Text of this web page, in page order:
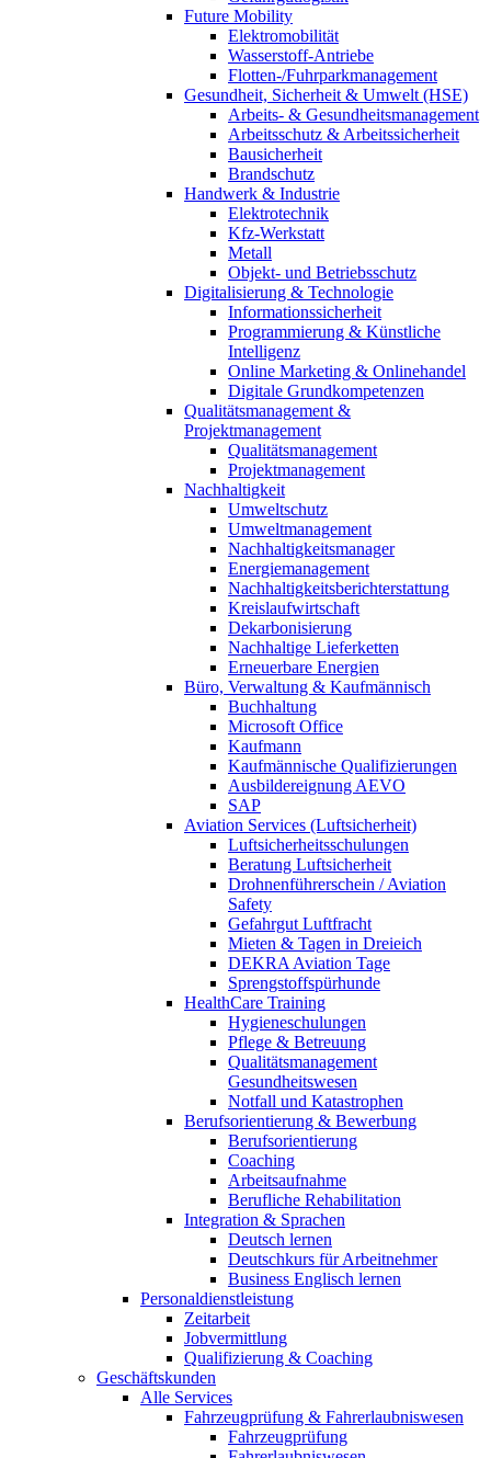
Future Mobility
Elektromobilität
Wasserstoff-Antriebe
Flotten-/Fuhrparkmanagement
Gesundheit, Sicherheit & Umwelt (HSE)
Arbeits- & Gesundheitsmanagement
Arbeitsschutz & Arbeitssicherheit
Bausicherheit
Brandschutz
Handwerk & Industrie
Elektrotechnik
Kfz-Werkstatt
Metall
Objekt- und Betriebsschutz
Digitalisierung & Technologie
Informationssicherheit
Programmierung & Künstliche
Intelligenz
Online Marketing & Onlinehandel
Digitale Grundkompetenzen
Qualitätsmanagement &
Projektmanagement
Qualitätsmanagement
Projektmanagement
Nachhaltigkeit
Umweltschutz
Umweltmanagement
Nachhaltigkeitsmanager
Energiemanagement
Nachhaltigkeitsberichterstattung
Kreislaufwirtschaft
Dekarbonisierung
Nachhaltige Lieferketten
Erneuerbare Energien
Büro, Verwaltung & Kaufmännisch
Buchhaltung
Microsoft Office
Kaufmann
Kaufmännische Qualifizierungen
Ausbildereignung AEVO
SAP
Aviation Services (Luftsicherheit)
Luftsicherheitsschulungen
Beratung Luftsicherheit
Drohnenführerschein / Aviation
Safety
Gefahrgut Luftfracht
Mieten & Tagen in Dreieich
DEKRA Aviation Tage
Sprengstoffspürhunde
HealthCare Training
Hygieneschulungen
Pflege & Betreuung
Qualitätsmanagement
Gesundheitswesen
Notfall und Katastrophen
Berufsorientierung & Bewerbung
Berufsorientierung
Coaching
Arbeitsaufnahme
Berufliche Rehabilitation
Integration & Sprachen
Deutsch lernen
Deutschkurs für Arbeitnehmer
Business Englisch lernen
Personaldienstleistung
Zeitarbeit
Jobvermittlung
Qualifizierung & Coaching
Geschäftskunden
Alle Services
Fahrzeugprüfung & Fahrerlaubniswesen
Fahrzeugprüfung